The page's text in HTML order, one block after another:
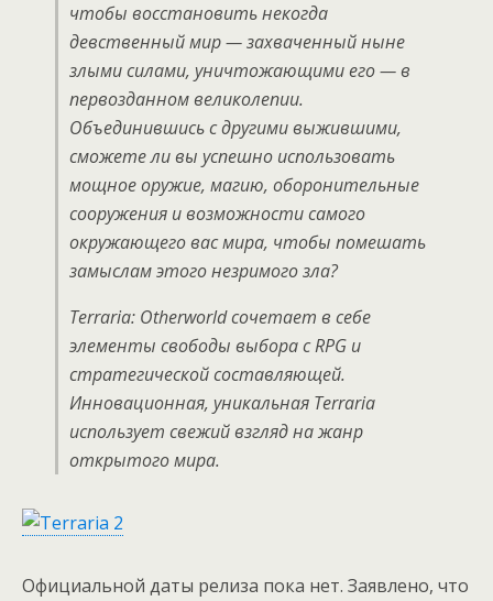
чтобы восстановить некогда
девственный мир — захваченный ныне
злыми силами, уничтожающими его — в
первозданном великолепии.
Объединившись с другими выжившими,
сможете ли вы успешно использовать
мощное оружие, магию, оборонительные
сооружения и возможности самого
окружающего вас мира, чтобы помешать
замыслам этого незримого зла?
Terraria: Otherworld сочетает в себе
элементы свободы выбора с RPG и
стратегической составляющей.
Инновационная, уникальная Terraria
использует свежий взгляд на жанр
открытого мира.
Официальной даты релиза пока нет. Заявлено, что